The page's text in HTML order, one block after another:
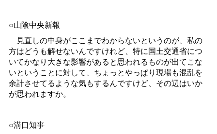
○山陰中央新報
見直しの中身がここまでわからないというのが、私の
方はどうも解せないんですけれど、特に国土交通省につ
いてかなり大きな影響があると思われるものが出てこな
いということに対して、ちょっとやっぱり現場も混乱を
余計させてるような気もするんですけど、その辺はいか
が思われますか。
○溝口知事